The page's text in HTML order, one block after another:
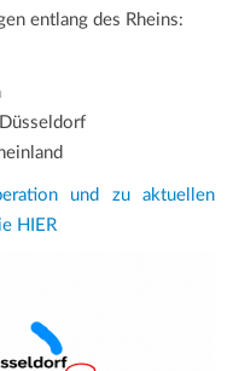
entlang des Rheins:
und zu aktuellen
HIER